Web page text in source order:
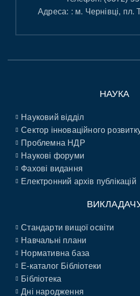
Адреса: : м. Чернівці, пл.
НАУКА
Науковий відділ
Сектор інноваційного
Проблемна НДР
Наукові форуми
Фахові видання
Електронний архів публікацій
Стандарти вищої освіти
Навчальні плани
Нормативна база
E-каталог Бібліотеки
Бібліотека
Дні народження